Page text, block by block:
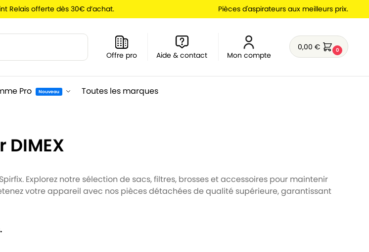
Relais offerte dès 30€ d’achat. Pièces d'aspirateurs aux meilleurs prix.
Offre pro Aide & contact Mon compte
0,00€ 0
Pro Nouveau Toutes les marques
Explorez notre sélection de sacs, filtres, brosses et accessoires pour maintenir
votre appareil avec nos pièces détachées de qualité supérieure, garantissant